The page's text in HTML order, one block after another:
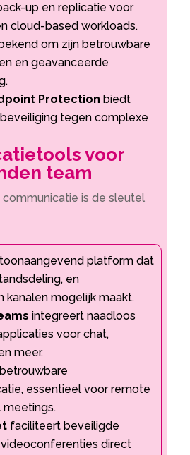
up en replicatie voor
cloud-based workloads.
om zijn betrouwbare
en geavanceerde
Protection biedt
tegen complexe
voor
team
is de sleutel
platform dat
en
kanalen mogelijk maakt.
integreert naadloos
voor chat,
meer.
essentieel voor remote
meetings.
faciliteert beveiligde
direct